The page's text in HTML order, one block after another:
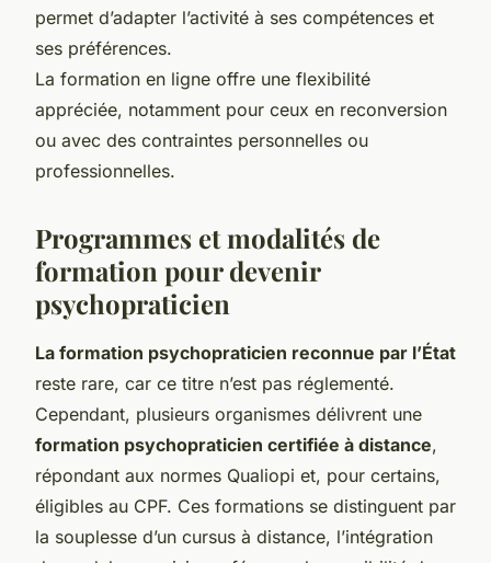
permet d’adapter l’activité à ses compétences et
ses préférences.
La formation en ligne offre une flexibilité
appréciée, notamment pour ceux en reconversion
ou avec des contraintes personnelles ou
professionnelles.
Programmes et modalités de
formation pour devenir
psychopraticien
La formation psychopraticien reconnue par l’État
reste rare, car ce titre n’est pas réglementé.
Cependant, plusieurs organismes délivrent une
formation psychopraticien certifiée à distance,
répondant aux normes Qualiopi et, pour certains,
éligibles au CPF. Ces formations se distinguent par
la souplesse d’un cursus à distance, l’intégration